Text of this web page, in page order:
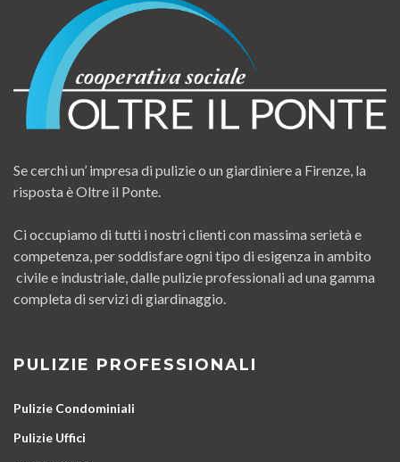
Se cerchi un’ impresa di pulizie o un giardiniere a Firenze, la
risposta è Oltre il Ponte.
Ci occupiamo di tutti i nostri clienti con massima serietà e
competenza, per soddisfare ogni tipo di esigenza in ambito
civile e industriale, dalle pulizie professionali ad una gamma
completa di servizi di giardinaggio.
PULIZIE PROFESSIONALI
Pulizie Condominiali
Pulizie Uffici